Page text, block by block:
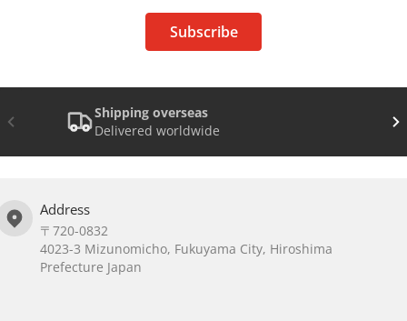
Subscribe
Shipping overseas
Delivered worldwide
Address
〒720-0832
4023-3 Mizunomicho, Fukuyama City, Hiroshima
Prefecture Japan